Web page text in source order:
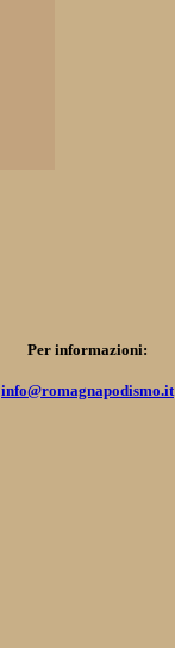
Per informazioni:
info@romagnapodismo.it